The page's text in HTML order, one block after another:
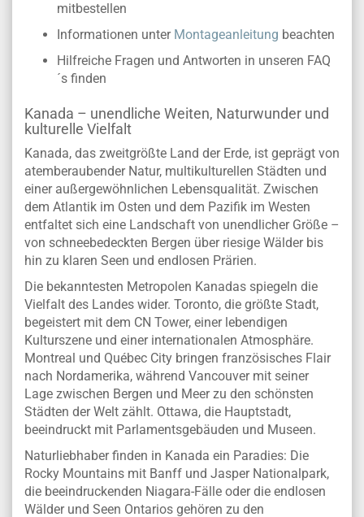
mitbestellen
Informationen unter Montageanleitung beachten
Hilfreiche Fragen und Antworten in unseren FAQ
´s finden
Kanada – unendliche Weiten, Naturwunder und
kulturelle Vielfalt
Kanada, das zweitgrößte Land der Erde, ist geprägt von
atemberaubender Natur, multikulturellen Städten und
einer außergewöhnlichen Lebensqualität. Zwischen
dem Atlantik im Osten und dem Pazifik im Westen
entfaltet sich eine Landschaft von unendlicher Größe –
von schneebedeckten Bergen über riesige Wälder bis
hin zu klaren Seen und endlosen Prärien.
Die bekanntesten Metropolen Kanadas spiegeln die
Vielfalt des Landes wider. Toronto, die größte Stadt,
begeistert mit dem CN Tower, einer lebendigen
Kulturszene und einer internationalen Atmosphäre.
Montreal und Québec City bringen französisches Flair
nach Nordamerika, während Vancouver mit seiner
Lage zwischen Bergen und Meer zu den schönsten
Städten der Welt zählt. Ottawa, die Hauptstadt,
beeindruckt mit Parlamentsgebäuden und Museen.
Naturliebhaber finden in Kanada ein Paradies: Die
Rocky Mountains mit Banff und Jasper Nationalpark,
die beeindruckenden Niagara-Fälle oder die endlosen
Wälder und Seen Ontarios gehören zu den